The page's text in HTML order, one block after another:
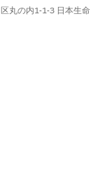
丸の内1-1-3 日本生命